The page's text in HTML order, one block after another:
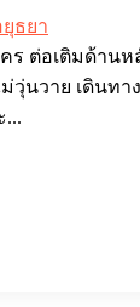
ยุธยา
ต่อเติมด้านห
วุ่นวาย เดินทา